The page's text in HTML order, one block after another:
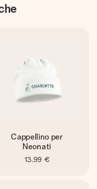
Cappellino per
Neonati
13,99 €